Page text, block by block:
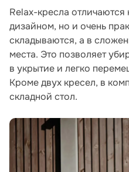
Relax-кресла отличаются
дизайном, но и очень
складываются, а в
места. Это позволяет
в укрытие и легко
Кроме двух кресел, в
складной стол.